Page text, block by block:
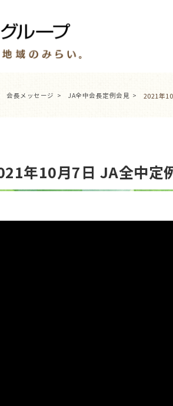
会長メッセージ JA全中会長定例会見 2021年
年10月7日 JA全中定